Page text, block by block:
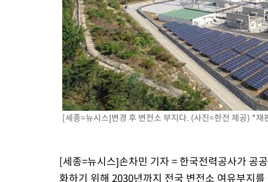
낮 최고 37도 찜통더위…곳곳 소나기·강원 많은 비[내일날씨]
SK하이닉스, 용인·청주 팹에 54조 투자…"AI 메모리 수요 선
여자배구 이재영·이다영 자매, 아제르바이잔 투란VC 입단
외국인 심판 성 접대 7경기 들여다보니…한국 축구 '5승 2무'
[속보]코스닥, 2.86포인트(0.36%) 내린 798.81마감
[속보]코스피, 6200선 약보합…0.60% 내린 6258.77에 마쳐
[속보]원·달러 환율, 7.7원 내린 1416.1원 마감
[속보] 노원서 40.1도 관측…서울, 2018년 이후 첫 40도
외신들도 주목한 韓축구 파문…"국민적 공분에 수사 재개"
11시간 압수수색에 성접대 파문까지…'쑥대밭' 된 축구협회
[세종=뉴시스]변경 후 변전소 부지다. (사진=한전 제공) *재
[세종=뉴시스]손차민 기자 = 한국전력공사가 공
화하기 위해 2030년까지 전국 변전소 여유부지